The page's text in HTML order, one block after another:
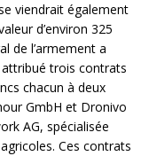
viendrait également
d’environ 325
de l’armement a
trois contrats
chacun à deux
GmbH et Dronivo
AG, spécialisée
Ces contrats